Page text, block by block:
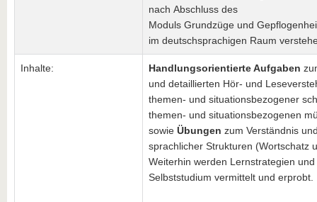
nach Abschluss des
Moduls Grundzüge und
im deutschsprachigen Raum
Inhalte: Handlungsorientierte Aufgaben
und detaillierten Hör- und
themen- und situationsbezogener
themen- und situationsbezogenen
sowie Übungen zum Verständnis
sprachlicher Strukturen (Wortschatz
Weiterhin werden Lernstrategien
Selbststudium vermittelt und erprobt.